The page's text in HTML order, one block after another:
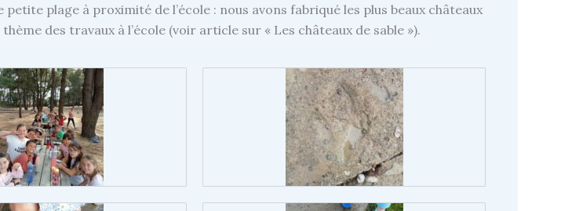
plage à proximité de l’école : nous avons fabriqué les plus beaux châteaux
des travaux à l’école (voir article sur « Les châteaux de sable »).